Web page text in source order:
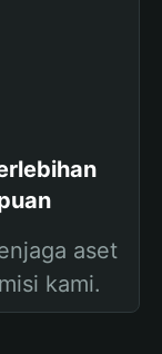
aset
kami.